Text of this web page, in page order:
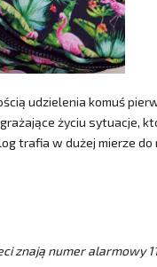
udzielenia komuś
życiu sytuacje,
trafia w dużej mierze do
znają numer alarmowy